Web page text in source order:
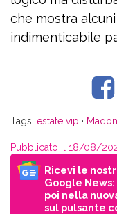
che mostra
indimenticabile
Tags: estate vip ·
Pubblicato il 18/08/
Ricevi le
Google News:
poi nella
sul pulsante